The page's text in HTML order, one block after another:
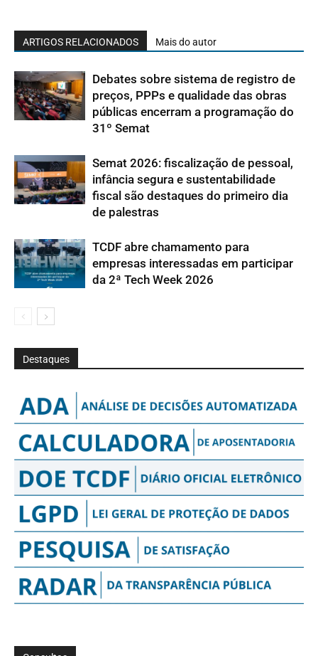
ARTIGOS RELACIONADOS Mais do autor
Debates sobre sistema de registro de
preços, PPPs e qualidade das obras
públicas encerram a programação do
31º Semat
Semat 2026: fiscalização de pessoal,
infância segura e sustentabilidade
fiscal são destaques do primeiro dia
de palestras
TCDF abre chamamento para
empresas interessadas em participar
da 2ª Tech Week 2026
Destaques